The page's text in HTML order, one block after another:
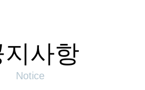
지사항
Notice